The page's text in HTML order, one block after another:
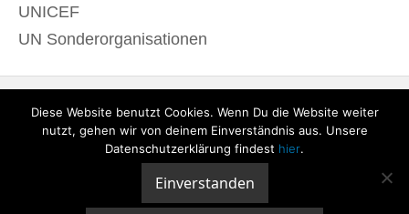
UNICEF
UN Sonderorganisationen
Diese Website benutzt Cookies. Wenn Du die Website weiter
nutzt, gehen wir von deinem Einverständnis aus. Unsere
Datenschutzerklärung findest hier.
Einverstanden